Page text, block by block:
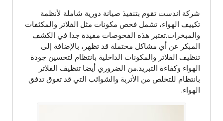
شركة اندست تقوم بتنفيذ صيانة دورية شاملة لأنظمة
تكييف الهواء، تشمل فحص مكونات مثل الفلاتر والمكثفات
والمبخرات.تعتبر هذه الفحوصات مفيدة جدا في الكشف
المبكر عن أي مشاكل محتملة قد تظهر، بالإضافة إلى
تنظيف الفلاتر والمكونات الداخلية بانتظام لتحسين جودة
الهواء وكفاءة التبريد.من الضروري أيضا تنظيف الفلاتر
بانتظام للتخلص من الأتربة والشوائب التي قد تعوق تدفق
الهواء.